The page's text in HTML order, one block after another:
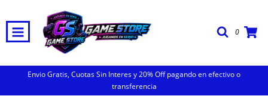
0
Envio Gratis, Cuotas Sin Interes y 20% Off pagando en efectivo o
transferencia